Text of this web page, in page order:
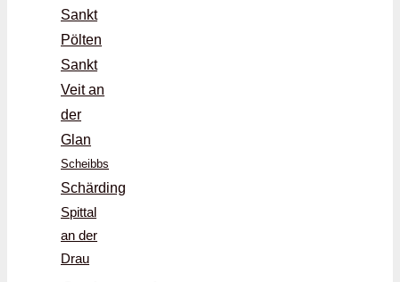
Sankt
Pölten
Sankt
Veit an
der
Glan
Scheibbs
Schärding
Spittal
an der
Drau